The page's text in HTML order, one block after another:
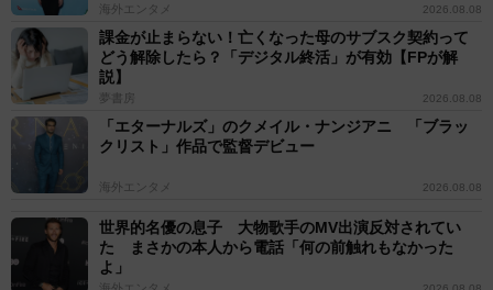
海外エンタメ 2026.08.08
課金が止まらない！亡くなった母のサブスク契約って
どう解除したら？「デジタル終活」が有効【FPが解
説】
夢書房 2026.08.08
「エターナルズ」のクメイル・ナンジアニ 「ブラッ
クリスト」作品で監督デビュー
海外エンタメ 2026.08.08
世界的名優の息子 大物歌手のMV出演反対されてい
た まさかの本人から電話「何の前触れもなかった
よ」